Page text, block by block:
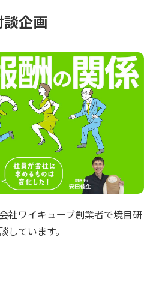
談企画
社ワイキューブ創業者で境目研
しています。